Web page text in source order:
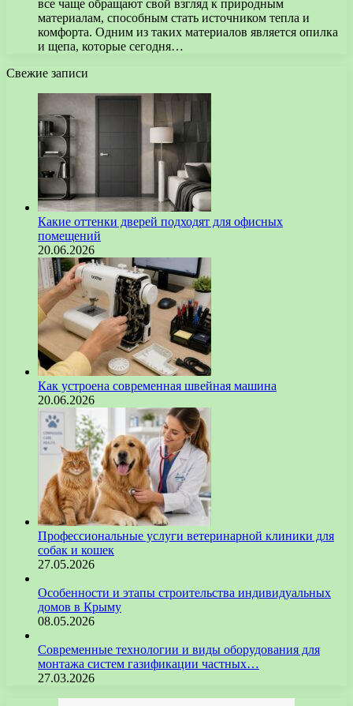
все чаще обращают свой взгляд к природным
материалам, способным стать источником тепла и
комфорта. Одним из таких материалов является опилка
и щепа, которые сегодня…
Свежие записи
Какие оттенки дверей подходят для офисных
помещений
20.06.2026
Как устроена современная швейная машина
20.06.2026
Профессиональные услуги ветеринарной клиники для
собак и кошек
27.05.2026
Особенности и этапы строительства индивидуальных
домов в Крыму
08.05.2026
Современные технологии и виды оборудования для
монтажа систем газификации частных…
27.03.2026